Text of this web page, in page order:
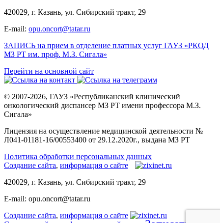
420029, г. Казань, ул. Сибирский тракт, 29
E-mail: opu.oncort@tatar.ru
ЗАПИСЬ на прием в отделение платных услуг ГАУЗ «РКОД
МЗ РТ им. проф. М.З. Сигала»
Перейти на основной сайт
© 2007-2026, ГАУЗ «Республиканский клинический
онкологический диспансер МЗ РТ имени профессора М.З.
Сигала»
Лицензия на осуществление медицинской деятельности №
Л041-01181-16/00553400 от 29.12.2020г., выдана МЗ РТ
Политика обработки персональных данных
Создание сайта, информация о сайте
420029, г. Казань, ул. Сибирский тракт, 29
E-mail: opu.oncort@tatar.ru
Создание сайта, информация о сайте